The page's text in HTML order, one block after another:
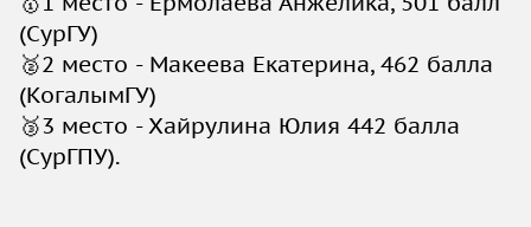
(СурГУ)
🥈2 место - Макеева Екатерина, 462 балла
(КогалымГУ)
🥉3 место - Хайрулина Юлия 442 балла
(СурГПУ).